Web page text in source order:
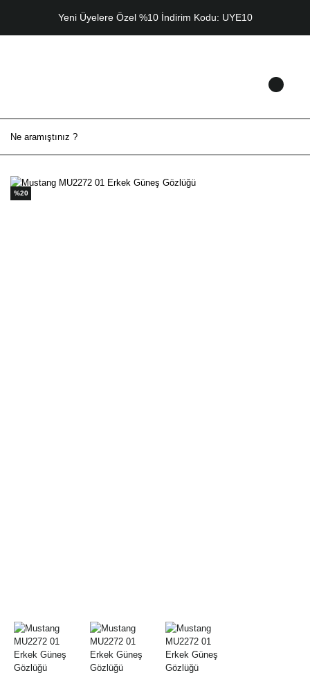
Yeni Üyelere Özel %10 İndirim Kodu: UYE10
%20